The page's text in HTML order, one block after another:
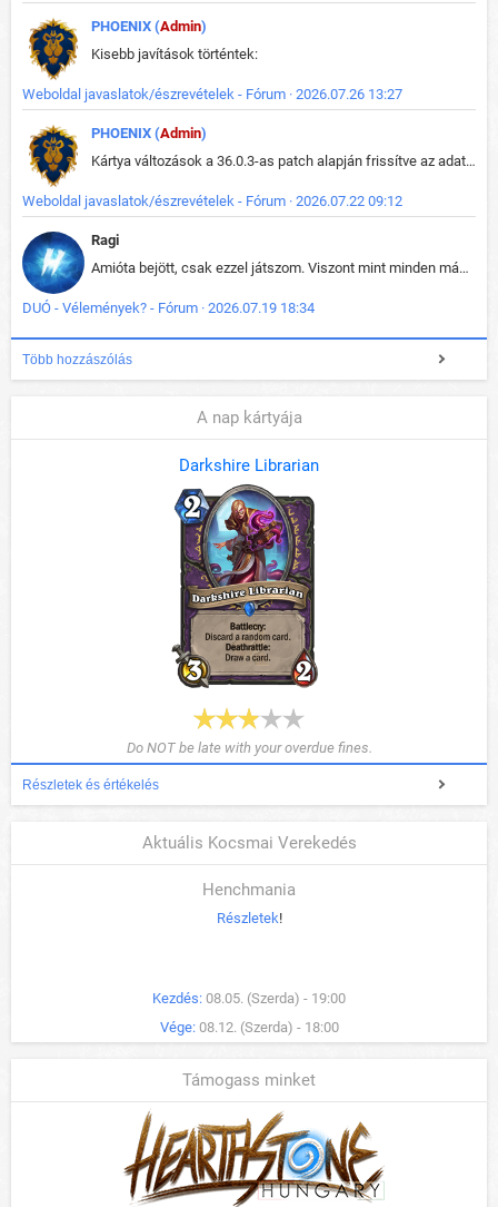
PHOENIX (Admin)
Kisebb javítások történtek:
Weboldal javaslatok/észrevételek - Fórum · 2026.07.26 13:27
PHOENIX (Admin)
Kártya változások a 36.0.3-as patch alapján frissítve az adatbázisban (képek is cserélve).
Weboldal javaslatok/észrevételek - Fórum · 2026.07.22 09:12
Ragi
Amióta bejött, csak ezzel játszom. Viszont mint minden más - akár az alapjáték is, ez is baromira összetett lett. Néha már pár kör után is esélytelen az egész. Vagy irreállisan túltápol valaki, vagy lelép a partner, vagy csak hülye mint a segg. És amikor eljönne az én időm, na akkor jön el mindenki másé is. Engem jobban érdekelne, hogy ki milyen ratingen szokott játszani. Na ez lenne egy érdekes adat.
DUÓ - Vélemények? - Fórum · 2026.07.19 18:34
Több hozzászólás
A nap kártyája
Darkshire Librarian
Do NOT be late with your overdue fines.
Részletek és értékelés
Aktuális Kocsmai Verekedés
Henchmania
Részletek!
Kezdés: 08.05. (Szerda) - 19:00
Vége: 08.12. (Szerda) - 18:00
Támogass minket